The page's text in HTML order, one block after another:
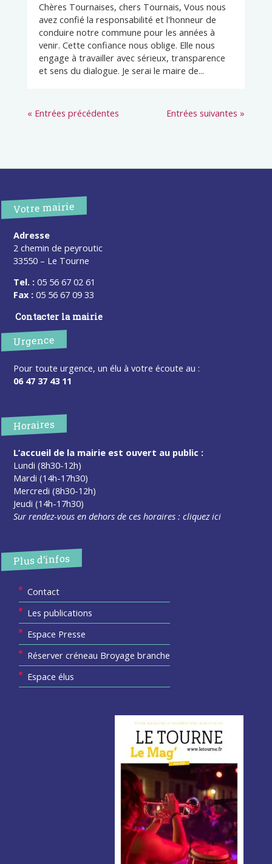
Chères Tournaises, chers Tournais, Vous nous
avez confié la responsabilité et l'honneur de
conduire notre commune pour les années à
venir. Cette confiance nous oblige. Elle nous
engage à travailler avec sérieux, transparence
et sens du dialogue. Je serai le maire de...
« Entrées précédentes Entrées suivantes »
Votre mairie
Adresse
2 chemin de peyroutic
33550 – Le Tourne
Tel. : 05 56 67 02 61
Fax : 05 56 67 09 33
Contacter la mairie
Urgence
Pour toute urgence, un élu à votre écoute au :
06 47 37 43 11
Horaires
L’accueil de la mairie est ouvert au public :
Lundi (8h30-12h)
Mardi (14h-17h30)
Mercredi (8h30-12h)
Jeudi (14h-17h30)
Sur rendez-vous en dehors de ces horaires :cliquez ici
Plus d’infos
Contact
Les publications
Espace Presse
Réserver créneau Broyage branche
Espace élus